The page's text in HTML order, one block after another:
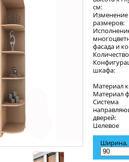
см:
Изменение
размеров:
фасада и
шкафа:
Материал
Материал
Система
дверей:
Целевое
Кумир-9 -
двух
Ширина,